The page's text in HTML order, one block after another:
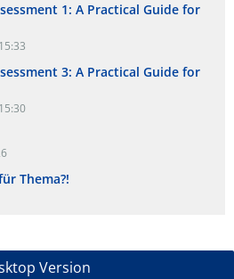
1: A Practical Guide for
3: A Practical Guide for
Thema?!
Version